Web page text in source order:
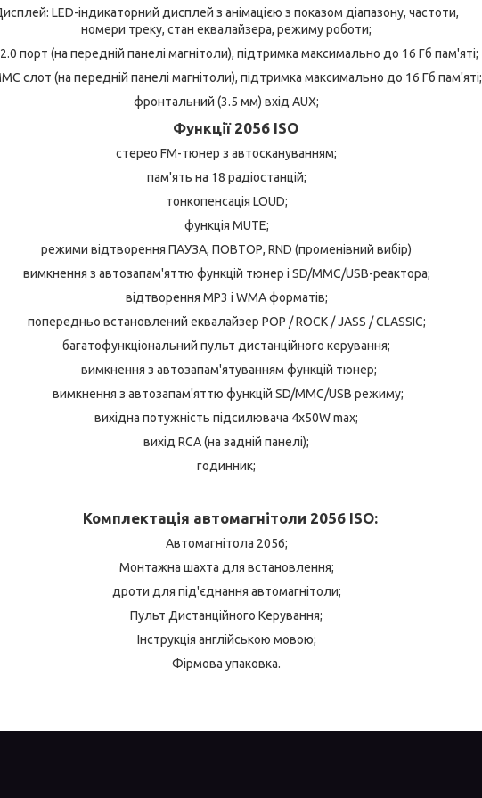
LED-індикаторний дисплей з анімацією з показом діапазону, частоти,
номери треку, стан еквалайзера, режиму роботи;
порт (на передній панелі магнітоли), підтримка максимально до 16 Гб пам'яті;
слот (на передній панелі магнітоли), підтримка максимально до 16 Гб пам'яті;
фронтальний (3.5 мм) вхід AUX;
Функції 2056 ISO
стерео FM-тюнер з автоскануванням;
пам'ять на 18 радіостанцій;
тонкопенсація LOUD;
функція MUTE;
режими відтворення ПАУЗА, ПОВТОР, RND (променівний вибір)
вимкнення з автозапам'яттю функцій тюнер і SD/MMC/USB-реактора;
відтворення МР3 і WMA форматів;
попередньо встановлений еквалайзер POP / ROCK / JASS / CLASSIC;
багатофункціональний пульт дистанційного керування;
вимкнення з автозапам'ятуванням функцій тюнер;
вимкнення з автозапам'яттю функцій SD/MMC/USB режиму;
вихідна потужність підсилювача 4х50W max;
вихід RCA (на задній панелі);
годинник;
Комплектація автомагнітоли 2056 ISO:
Автомагнітола 2056;
Монтажна шахта для встановлення;
дроти для під'єднання автомагнітоли;
Пульт Дистанційного Керування;
Інструкція англійською мовою;
Фірмова упаковка.